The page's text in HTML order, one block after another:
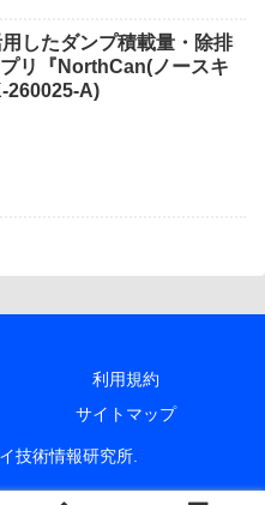
したダンプ積載量・除排
リ『NorthCan(ノースキ
260025-A)
利用規約
サイトマップ
技術情報研究所.